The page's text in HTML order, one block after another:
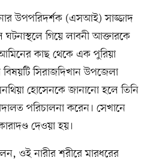
উপপরিদর্শক (এসআই) সাজ্জাদ
গিয়ে লাবনী আক্তারকে
কাছ থেকে এক পুরিয়া
সিরাজদিখান উপজেলা
হোসেনকে জানানো হলে তিনি
পরিচালনা করেন। সেখানে
দেওয়া হয়।
ওই নারীর শরীরে মারধরের